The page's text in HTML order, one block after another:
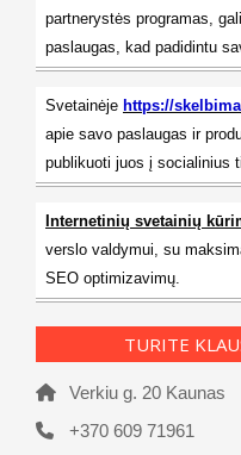
partnerystės programas,
paslaugas, kad padidintu
Svetainėje https://
apie savo paslaugas ir
publikuoti juos į socialinius
Internetinių svetainių
verslo valdymui, su
SEO optimizavimų.
TURITE
Verkiu g. 20 Kaunas
+370 609 71961